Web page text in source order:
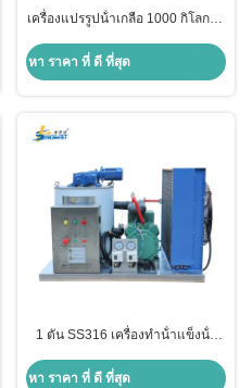
เครื่องแปรรูปน้ําเกลือ 1000 กิโลกรัม
ประมง
หา ราคา ที่ ดี ที่สุด
1 ตัน SS316 เครื่องทําน้ําแข็งน้ํา
พร้อมเครื่องเย็นอากาศ
หา ราคา ที่ ดี ที่สุด